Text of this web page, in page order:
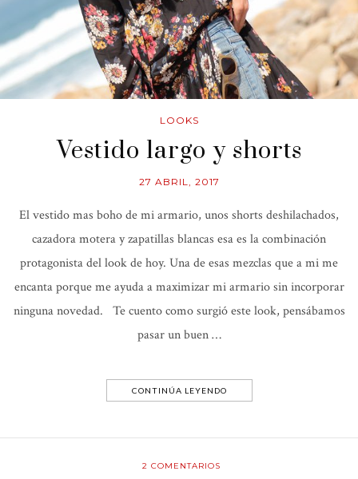
LOOKS
Vestido largo y shorts
27 ABRIL, 2017
El vestido mas boho de mi armario, unos shorts deshilachados,
cazadora motera y zapatillas blancas esa es la combinación
protagonista del look de hoy. Una de esas mezclas que a mi me
encanta porque me ayuda a maximizar mi armario sin incorporar
ninguna novedad. Te cuento como surgió este look, pensábamos
pasar un buen …
CONTINÚA LEYENDO
2 COMENTARIOS